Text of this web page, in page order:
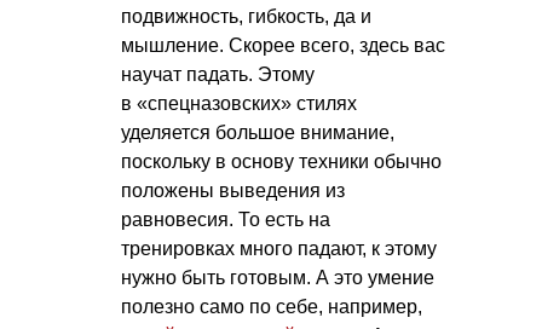
подвижность, гибкость, да и
мышление. Скорее всего, здесь вас
научат падать. Этому
в «спецназовских» стилях
уделяется большое внимание,
поскольку в основу техники обычно
положены выведения из
равновесия. То есть на
тренировках много падают, к этому
нужно быть готовым. А это умение
полезно само по себе, например,